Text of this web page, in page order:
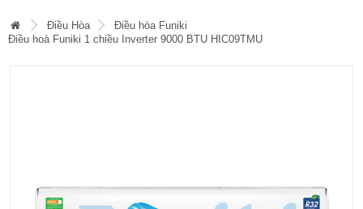
Điều Hòa
Điều hòa Funiki
Điều hoà Funiki 1 chiều Inverter 9000 BTU HIC09TMU